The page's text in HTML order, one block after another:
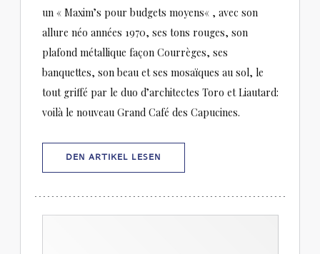
un « Maxim’s pour budgets moyens« , avec son
allure néo années 1970, ses tons rouges, son
plafond métallique façon Courrèges, ses
banquettes, son beau et ses mosaïques au sol, le
tout griffé par le duo d’architectes Toro et Liautard:
voilà le nouveau Grand Café des Capucines.
DEN ARTIKEL LESEN